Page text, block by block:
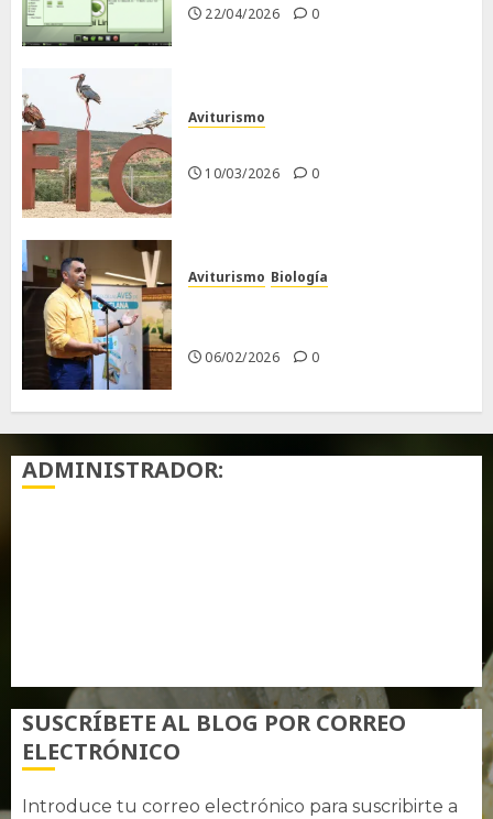
22/04/2026 0
Aviturismo
10/03/2026 0
Aviturismo Biología
06/02/2026 0
ADMINISTRADOR:
SUSCRÍBETE AL BLOG POR CORREO
ELECTRÓNICO
Introduce tu correo electrónico para suscribirte a